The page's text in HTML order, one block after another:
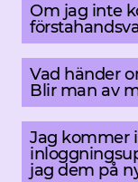
Om jag inte
Vad händer
Blir man av
Jag kommer
jag dem på